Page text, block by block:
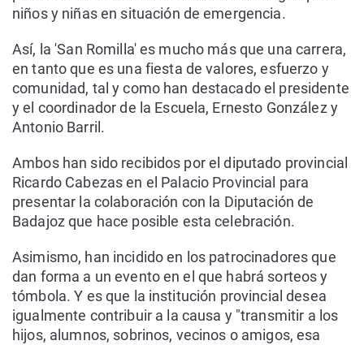
niños y niñas en situación de emergencia.
Así, la 'San Romilla' es mucho más que una carrera,
en tanto que es una fiesta de valores, esfuerzo y
comunidad, tal y como han destacado el presidente
y el coordinador de la Escuela, Ernesto González y
Antonio Barril.
Ambos han sido recibidos por el diputado provincial
Ricardo Cabezas en el Palacio Provincial para
presentar la colaboración con la Diputación de
Badajoz que hace posible esta celebración.
Asimismo, han incidido en los patrocinadores que
dan forma a un evento en el que habrá sorteos y
tómbola. Y es que la institución provincial desea
igualmente contribuir a la causa y "transmitir a los
hijos, alumnos, sobrinos, vecinos o amigos, esa